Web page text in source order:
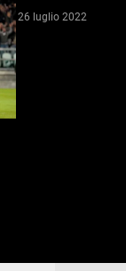
26 luglio 2022